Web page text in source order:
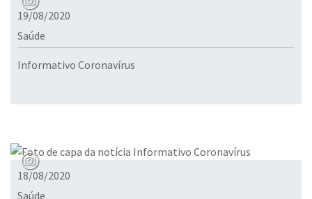
19/08/2020
Saúde
Informativo Coronavírus
18/08/2020
Saúde